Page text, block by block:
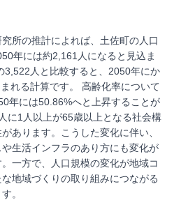
所の推計によれば、土佐町の人口
年には約2,161人になると見込ま
3,522人と比較すると、2050年にか
れる計算です。 高齢化率について
年には50.86%へと上昇することが
に1人以上が65歳以上となる社会構
あります。こうした変化に伴い、
生活インフラのあり方にも変化が
一方で、人口規模の変化が地域コ
地域づくりの取り組みにつながる
。